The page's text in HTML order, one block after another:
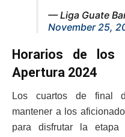
— Liga Guate
November 25,
Horarios de los
Apertura 2024
Los cuartos de final
mantener a los
para disfrutar la etapa